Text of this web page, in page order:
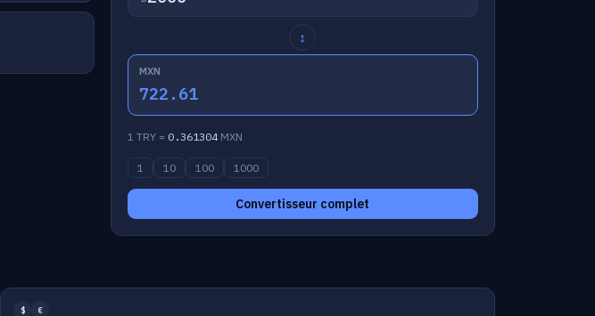
↕
MXN
722.61
1 TRY = 0.361304MXN
1 10 100 1000
Convertisseur complet
$ €